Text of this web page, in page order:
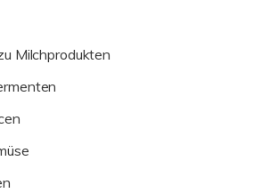
Milchprodukten